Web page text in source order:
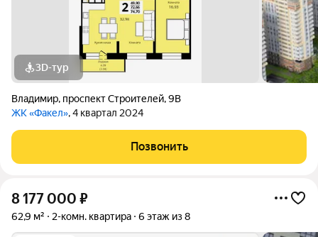
3D-тур
Владимир, проспект Строителей,9В
ЖК «Факел», 4 квартал 2024
Позвонить
8 177 000 ₽
62,9 м² 2-комн. квартира 6 этаж из 8